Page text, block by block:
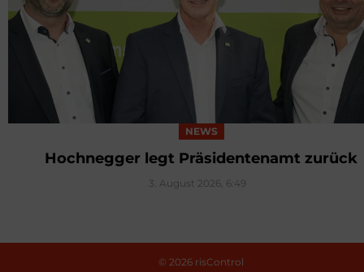
NEWS
Hochnegger legt Präsidentenamt zurück
3. August 2026, 6:49
© 2026 risControl